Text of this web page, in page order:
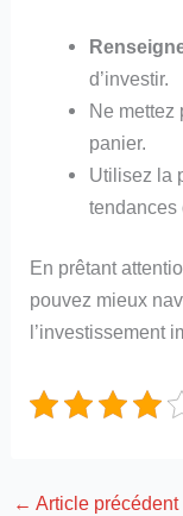
d’investir.
Ne mettez
panier.
Utilisez la
tendances
En prêtant
pouvez mieux
l’investissement
← Article précédent